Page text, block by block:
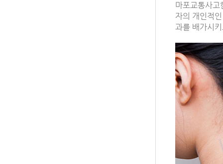
마포교통사고
자의 개인적
과를 배가시